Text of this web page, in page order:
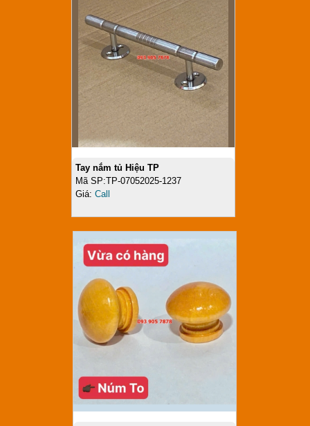
Tay nắm tủ Hiệu TP
Mã SP:TP-07052025-1237
Giá: Call